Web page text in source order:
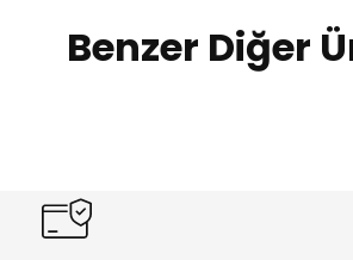
Benzer Diğer